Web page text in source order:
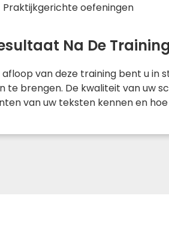
Praktijkgerichte oefeningen
Na De Training
afloop van deze training bent u in
te brengen. De kwaliteit van uw
van uw teksten kennen en